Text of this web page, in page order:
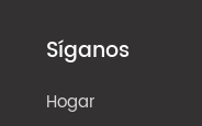
Síganos
Hogar